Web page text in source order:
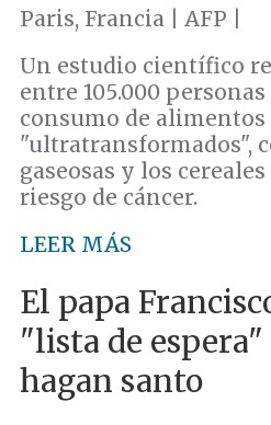
Paris, Francia | AFP |
Un estudio científico
entre 105.000
consumo de alimentos
"ultratransformados",
gaseosas y los
riesgo de cáncer.
LEER MÁS
El papa
"lista de
hagan santo